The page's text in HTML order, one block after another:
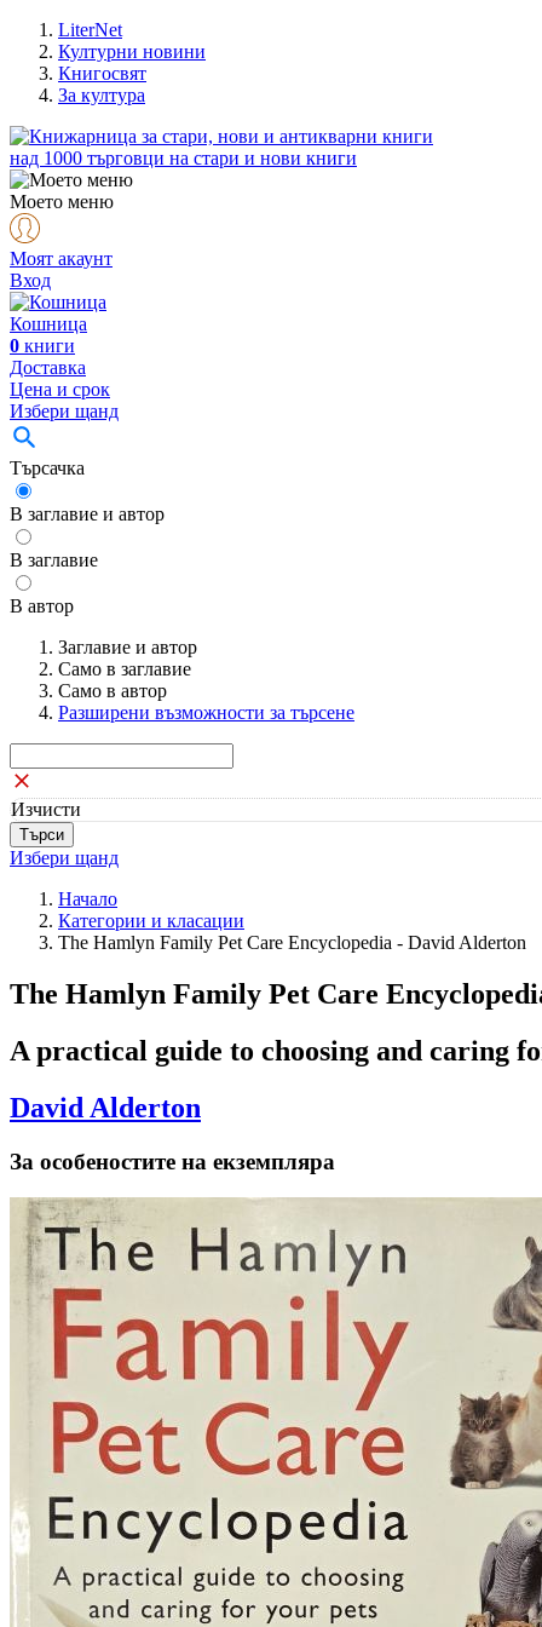
LiterNet
Културни новини
Книгосвят
За култура
над 1000 търговци на стари и нови книги
Моето меню
Моят акаунт
Вход
Кошница
0 книги
Доставка
Цена и срок
Избери щанд
Търсачка
В заглавие и автор
В заглавие
В автор
Заглавие и автор
Само в заглавие
Само в автор
Разширени възможности за търсене
Изчисти
Избери щанд
Начало
Категории и класации
The Hamlyn Family Pet Care Encyclopedia - David Alderton
The Hamlyn Family Pet Care
A practical guide to choosing and caring
David Alderton
За особеностите на екземпляра